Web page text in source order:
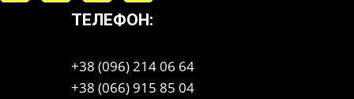
ТЕЛЕФОН:
+38 (096) 214 06 64
+38 (066) 915 85 04